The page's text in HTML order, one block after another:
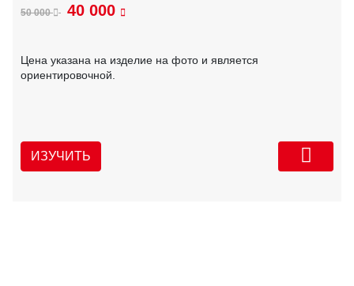
50 000 40 000
Цена указана на изделие на фото и является
ориентировочной.
ИЗУЧИТЬ